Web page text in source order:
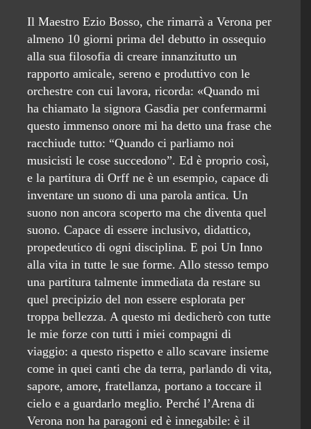
Il Maestro Ezio Bosso, che rimarrà a Verona per
almeno 10 giorni prima del debutto in ossequio
alla sua filosofia di creare innanzitutto un
rapporto amicale, sereno e produttivo con le
orchestre con cui lavora, ricorda: «Quando mi
ha chiamato la signora Gasdia per confermarmi
questo immenso onore mi ha detto una frase che
racchiude tutto: “Quando ci parliamo noi
musicisti le cose succedono”. Ed è proprio così,
e la partitura di Orff ne è un esempio, capace di
inventare un suono di una parola antica. Un
suono non ancora scoperto ma che diventa quel
suono. Capace di essere inclusivo, didattico,
propedeutico di ogni disciplina. E poi Un Inno
alla vita in tutte le sue forme. Allo stesso tempo
una partitura talmente immediata da restare su
quel precipizio del non essere esplorata per
troppa bellezza. A questo mi dedicherò con tutte
le mie forze con tutti i miei compagni di
viaggio: a questo rispetto e allo scavare insieme
come in quei canti che da terra, parlando di vita,
sapore, amore, fratellanza, portano a toccare il
cielo e a guardarlo meglio. Perché l’Arena di
Verona non ha paragoni ed è innegabile: è il